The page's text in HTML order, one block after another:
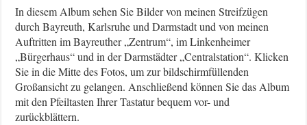
In diesem Album sehen Sie Bilder von meinen Streifzügen
durch Bayreuth, Karlsruhe und Darmstadt und von meinen
Auftritten im Bayreuther „Zentrum“, im Linkenheimer
„Bürgerhaus“ und in der Darmstädter „Centralstation“. Klicken
Sie in die Mitte des Fotos, um zur bildschirmfüllenden
Großansicht zu gelangen. Anschließend können Sie das Album
mit den Pfeiltasten Ihrer Tastatur bequem vor- und
zurückblättern.